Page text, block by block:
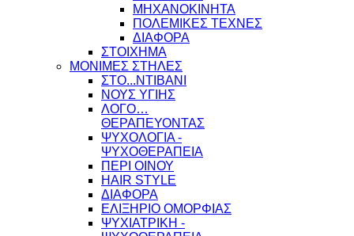
ΜΗΧΑΝΟΚΙΝΗΤΑ
ΠΟΛΕΜΙΚΕΣ ΤΕΧΝΕΣ
ΔΙΑΦΟΡΑ
ΣΤΟΙΧΗΜΑ
ΜΟΝΙΜΕΣ ΣΤΗΛΕΣ
ΣΤΟ...ΝΤΙΒΑΝΙ
ΝΟΥΣ ΥΓΙΗΣ
ΛΟΓΟ…
ΘΕΡΑΠΕΥΟΝΤΑΣ
ΨΥΧΟΛΟΓΙΑ -
ΨΥΧΟΘΕΡΑΠΕΙΑ
ΠΕΡΙ ΟΙΝΟΥ
HAIR STYLE
ΔΙΑΦΟΡΑ
ΕΛΙΞΗΡΙΟ ΟΜΟΡΦΙΑΣ
ΨΥΧΙΑΤΡΙΚΗ -